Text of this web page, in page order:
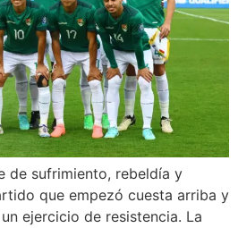
de sufrimiento, rebeldía y
que empezó cuesta arriba y
ejercicio de resistencia. La